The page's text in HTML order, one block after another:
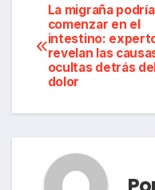
de
entradas
La migraña podría
comenzar en el
intestino:
revelan las
ocultas detrás del
dolor